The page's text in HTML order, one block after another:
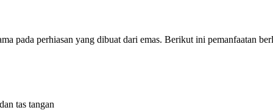
pada perhiasan yang dibuat dari emas. Berikut ini pemanfaatan
tas tangan